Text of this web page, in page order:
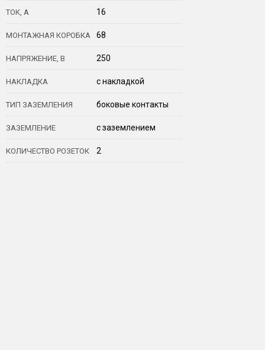
ТОК, А 16
МОНТАЖНАЯ КОРОБКА 68
НАПРЯЖЕНИЕ, В 250
НАКЛАДКА с накладкой
ТИП ЗАЗЕМЛЕНИЯ боковые контакты
ЗАЗЕМЛЕНИЕ с заземлением
КОЛИЧЕСТВО РОЗЕТОК 2